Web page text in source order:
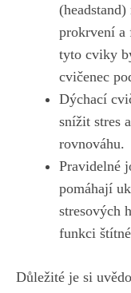
prokrvení a
‌tyto⁤ cviky
cvičenec
Dýchací
snížit stres​
rovnováhu.
Pravidelné​
pomáhají
stresových
funkci
Důležité je si